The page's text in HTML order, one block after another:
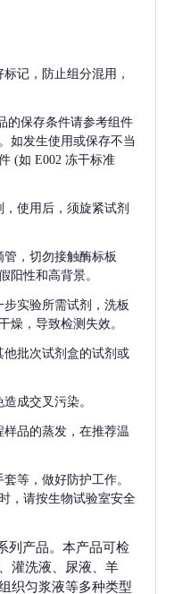
记，防止组分混用，
的保存条件请参考组件
如发生使用或保存不当
(如 E002 冻干标准
使用后，须旋紧试剂
，切勿接触酶标板
阳性和高背景。
实验所需试剂，洗板
燥，导致检测失效。
批次试剂盒的试剂或
成交叉污染。
品的蒸发，在推荐温
等，做好防护工作。
，请按生物试验室安全
列产品。本产品可检
灌洗液、尿液、羊
织匀浆液等多种类型